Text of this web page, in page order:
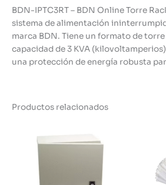
BDN-IPTC3RT – BDN Online Torre
sistema de alimentación
marca BDN. Tiene un formato de torre
capacidad de 3 KVA
una protección de energía robusta
Productos relacionados